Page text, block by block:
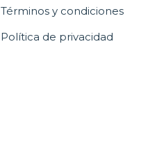
Términos y condiciones
Política de privacidad